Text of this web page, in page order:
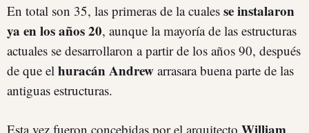
En total son 35, las primeras de la cuales se instalaron
ya en los años 20, aunque la mayoría de las estructuras
actuales se desarrollaron a partir de los años 90, después
de que el huracán Andrew arrasara buena parte de las
antiguas estructuras.
Esta vez fueron concebidas por el arquitecto William